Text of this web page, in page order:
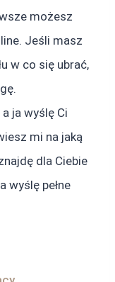
możesz
Jeśli masz
w co się ubrać,
ja wyślę Ci
mi na jaką
dla Ciebie
wyślę pełne